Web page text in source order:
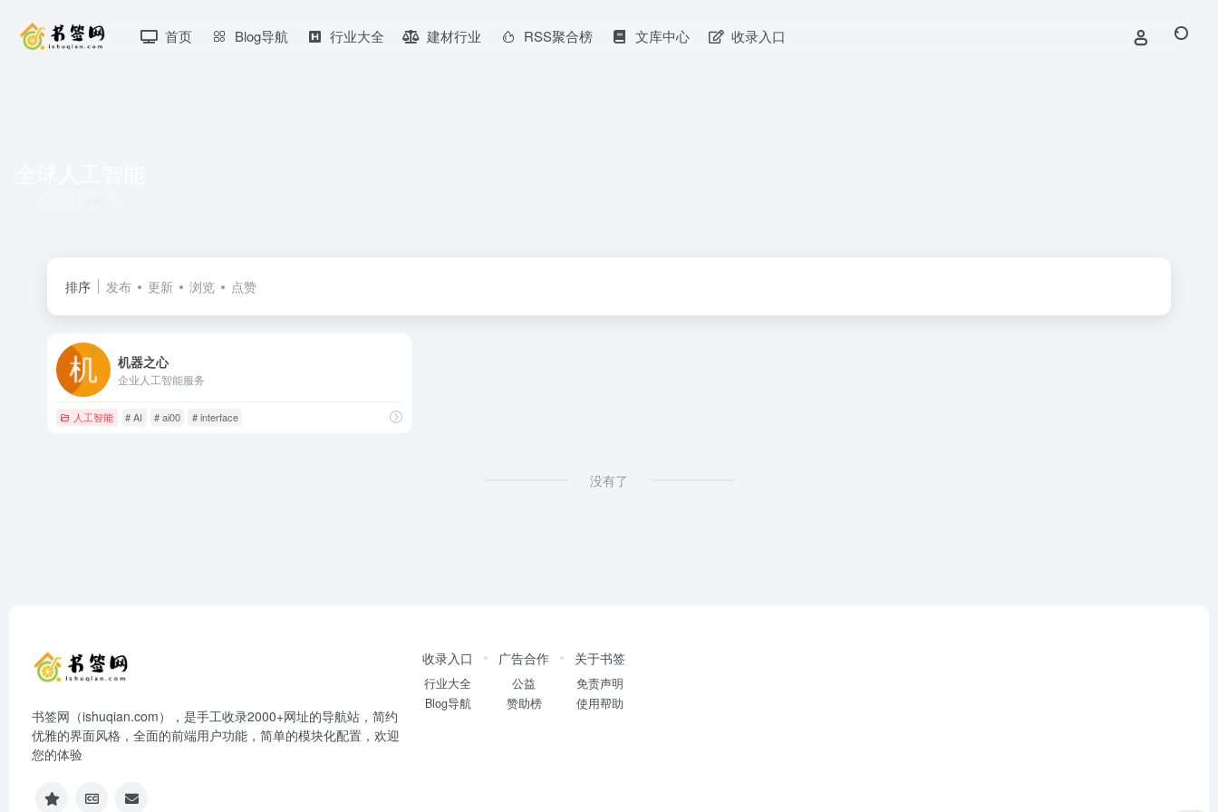
首页 Blog导航 行业大全 建材行业 RSS聚合榜 文库中心 收录入口
排序 发布 更新 浏览 点赞
机器之心
企业人工智能服务
人工智能 # AI # ai00 # interface
没有了
书签网（ishuqian.com），是手工收录2000+网址的导航站，简约
优雅的界面风格，全面的前端用户功能，简单的模块化配置，欢迎
您的体验
收录入口
行业大全
Blog导航
广告合作
公益
赞助榜
关于书签
免责声明
使用帮助